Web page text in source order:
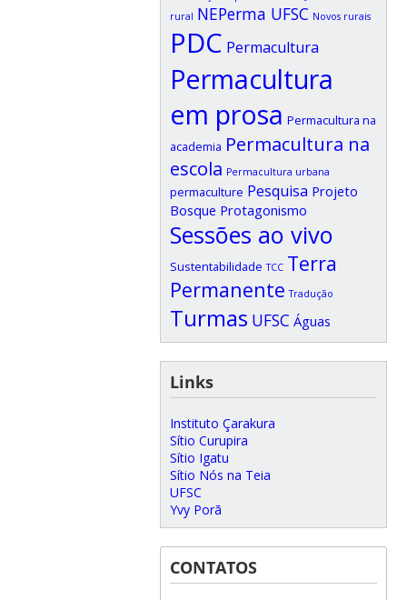
rural NEPerma UFSC Novos rurais
PDC Permacultura
Permacultura
em prosa Permacultura na
academia Permacultura na
escola Permacultura urbana
permaculture Pesquisa Projeto
Bosque Protagonismo
Sessões ao vivo
Sustentabilidade TCC Terra
Permanente Tradução
Turmas UFSC Águas
Links
Instituto Çarakura
Sítio Curupira
Sítio Igatu
Sítio Nós na Teia
UFSC
Yvy Porã
CONTATOS